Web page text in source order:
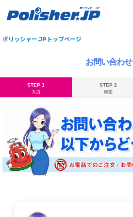
ポリッシャー.JPトップページ
お問い合わせ
STEP 1
入力
STEP 2
確認